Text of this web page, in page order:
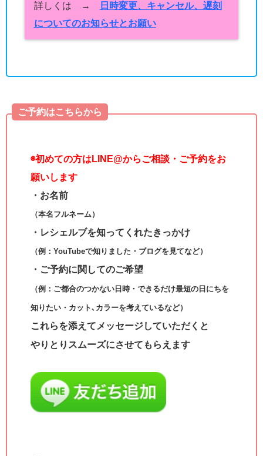
詳しくは →
日時変更、キャンセル、遅刻
についてのお知らせとお願い
ご予約はこちらから
◉初めての方はLINE@からご相談・ご予約をお
願いします
・お名前
（本名フルネーム）
・レシェルブを知ってくれたきっかけ
（例：YouTubeで知りました・ブログを見てなど）
・ご予約に関してのご希望
（例：ご都合のつかない日時・できるだけ最短の日にちを
知りたい・カット､カラーを考えているなど）
これらを添えてメッセージしていただくと
やりとりスムーズにさせてもらえます